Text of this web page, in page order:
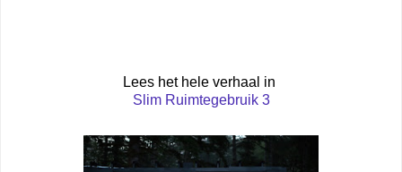
Lees het hele verhaal in
Slim Ruimtegebruik 3